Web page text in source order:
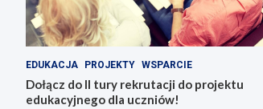
EDUKACJA PROJEKTY WSPARCIE
Dołącz do II tury rekrutacji do projektu
edukacyjnego dla uczniów!